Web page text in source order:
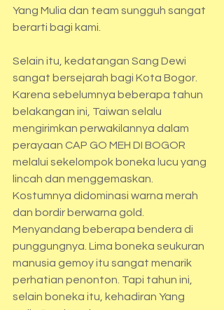
Yang Mulia dan team sungguh sangat
berarti bagi kami.
Selain itu, kedatangan Sang Dewi
sangat bersejarah bagi Kota Bogor.
Karena sebelumnya beberapa tahun
belakangan ini, Taiwan selalu
mengirimkan perwakilannya dalam
perayaan CAP GO MEH DI BOGOR
melalui sekelompok boneka lucu yang
lincah dan menggemaskan.
Kostumnya didominasi warna merah
dan bordir berwarna gold.
Menyandang beberapa bendera di
punggungnya. Lima boneka seukuran
manusia gemoy itu sangat menarik
perhatian penonton. Tapi tahun ini,
selain boneka itu, kehadiran Yang